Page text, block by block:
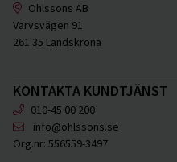
Ohlssons AB
Varvsvägen 91
261 35 Landskrona
KONTAKTA KUNDTJÄNST
010-45 00 200
info@ohlssons.se
Org.nr: 556559-3497